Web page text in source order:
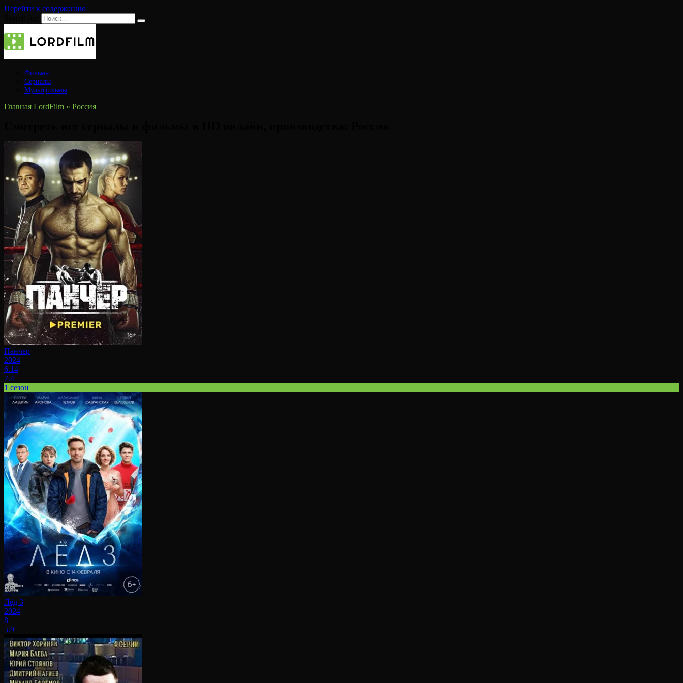
Перейти к содержанию
Фильмы
Сериалы
Мультфильмы
Главная LordFilm » Россия
Панчер
2024
6.14
7.4
1 сезон
Лёд 3
2024
8
5.9